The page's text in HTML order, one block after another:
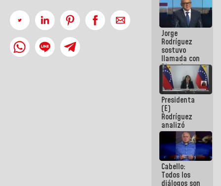
"Héroe de
Venezuela"
a servidores
públicos
Jorge
Rodríguez
sostuvo
llamada con
Dinorah
Figuera y
acuerdan
primer
encuentro
presencial
para el
diálogo
Presidenta
(E)
Rodríguez
analizó
junto a
gobernadores
planes de
recuperación
del Sistema
Eléctrico
Cabello:
Todos los
diálogos son